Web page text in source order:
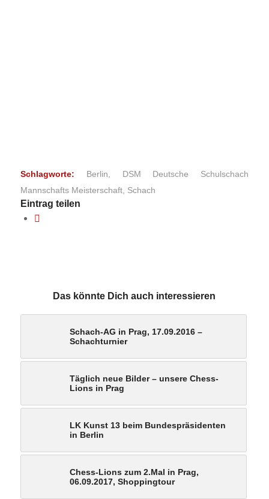
Schlagworte: Berlin
DSM Deutsche Schulschach
Mannschafts Meisterschaft, Schach
Eintrag teilen
Das könnte Dich auch interessieren
Schach-AG in Prag, 17.09.2016 –
Schachturnier
Täglich neue Bilder – unsere Chess-
Lions in Prag
LK Kunst 13 beim Bundespräsidenten
in Berlin
Chess-Lions zum 2.Mal in Prag,
06.09.2017, Shoppingtour